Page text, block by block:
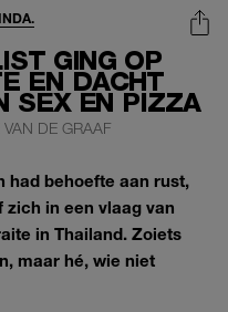
GING OP
EN DACHT
SEX EN PIZZA
DE GRAAF
had behoefte aan rust,
in een vlaag van
in Thailand. Zoiets
maar hé, wie niet